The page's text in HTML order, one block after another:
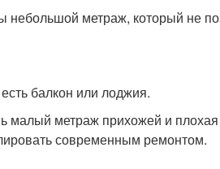
метраж, который не
балкон или лоджия.
малый метраж прихожей и
современным ремонтом.